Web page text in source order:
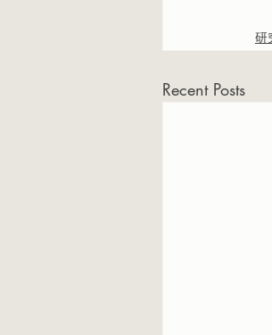
研
Recent Posts